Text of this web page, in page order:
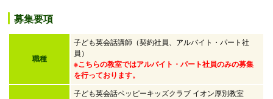
募集要項
職種
子ども英会話講師（契約社員、アルバイト・パート社
員）
※こちらの教室ではアルバイト・パート社員のみの募集
を行っております。
子ども英会話ペッピーキッズクラブ イオン厚別教室